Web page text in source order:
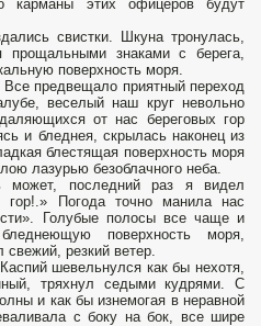
карманы этих офицеров будут
свистки. Шкуна тронулась,
знаками с берега,
поверхность моря.
предвещало приятный переход
веселый наш круг невольно
от нас береговых гор
и бледнея, скрылась наконец из
блестящая поверхность моря
лазурью безоблачного неба.
может, последний раз я видел
гор!.» Погода точно манила нас
Голубые полосы все чаще и
поверхность моря,
резкий ветер.
шевельнулся как бы нехотя,
тряхнул седыми кудрями. С
и как бы изнемогая в неравной
с боку на бок, все шире